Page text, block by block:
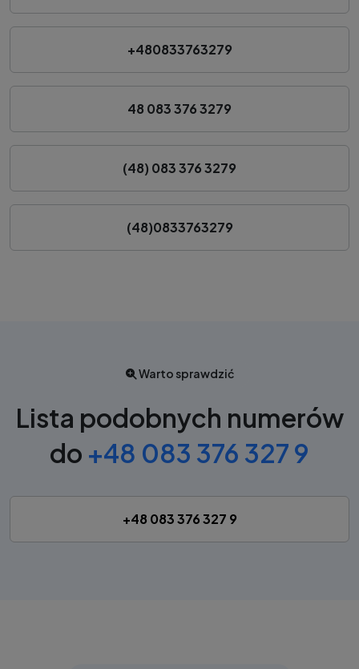
+480833763279
48 083 376 3279
(48) 083 376 3279
(48)0833763279
Warto sprawdzić
Lista podobnych numerów
do +48 083 376 327 9
+48 083 376 327 9